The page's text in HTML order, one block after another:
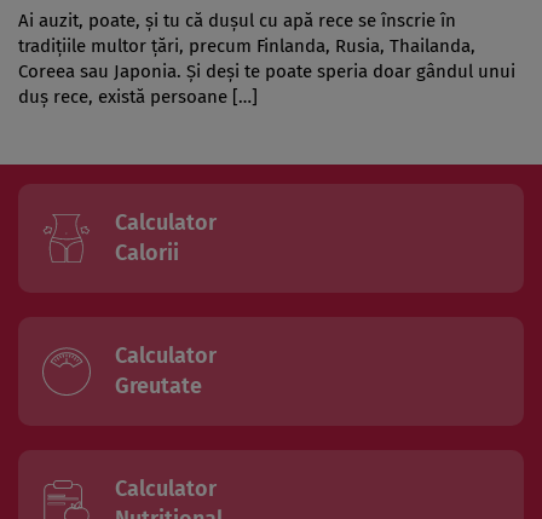
Ai auzit, poate, și tu că dușul cu apă rece se înscrie în
tradițiile multor țări, precum Finlanda, Rusia, Thailanda,
Coreea sau Japonia. Și deși te poate speria doar gândul unui
duș rece, există persoane […]
Calculator
Calorii
Calculator
Greutate
Calculator